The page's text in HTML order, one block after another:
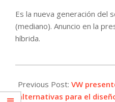
Es la nueva generación del
(mediano). Anuncio en la
híbrida.
09-
10
Previous Post: VW
alternativas para el